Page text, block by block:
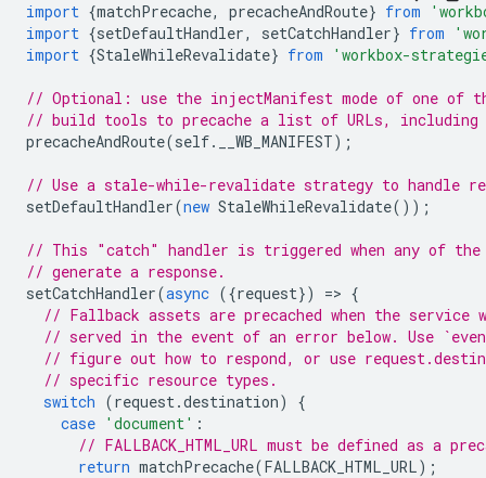
import {matchPrecache, precacheAndRoute} from
import {setDefaultHandler, setCatchHandler} from
import {StaleWhileRevalidate} from 'workbox-
// Optional: use the injectManifest mode of one of
// build tools to precache a list of URLs, including
precacheAndRoute(self. __WB_MANIFEST);
// Use a stale-while-revalidate strategy to handle
setDefaultHandler(new StaleWhileRevalidate());
// This "catch" handler is triggered when any of
// generate a response.
setCatchHandler(async ({request}) => {
// Fallback assets are precached when the
// served in the event of an error below. Use
// figure out how to respond, or use
// specific resource types.
switch (request.destination)
{
case 'document' :
// FALLBACK_HTML_URL must be defined as a
return matchPrecache(FALLBACK_HTML_URL);